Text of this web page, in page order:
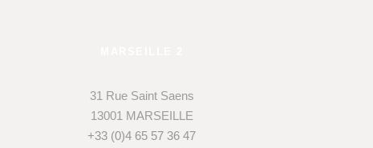
31 Rue Saint Saens
13001 MARSEILLE
+33 (0)4 65 57 36 47